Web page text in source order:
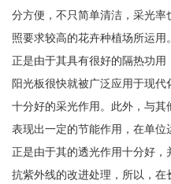
分方便，不只简单清洁，采光
照要求较高的花卉种植场所运用。
正是由于其具有很好的隔热功
阳光板很快就被广泛应用于现
十分好的采光作用。此外，与
表现出一定的节能作用，在单位
正是由于其的透光作用十分好
抗紫外线的改进处理，所以，